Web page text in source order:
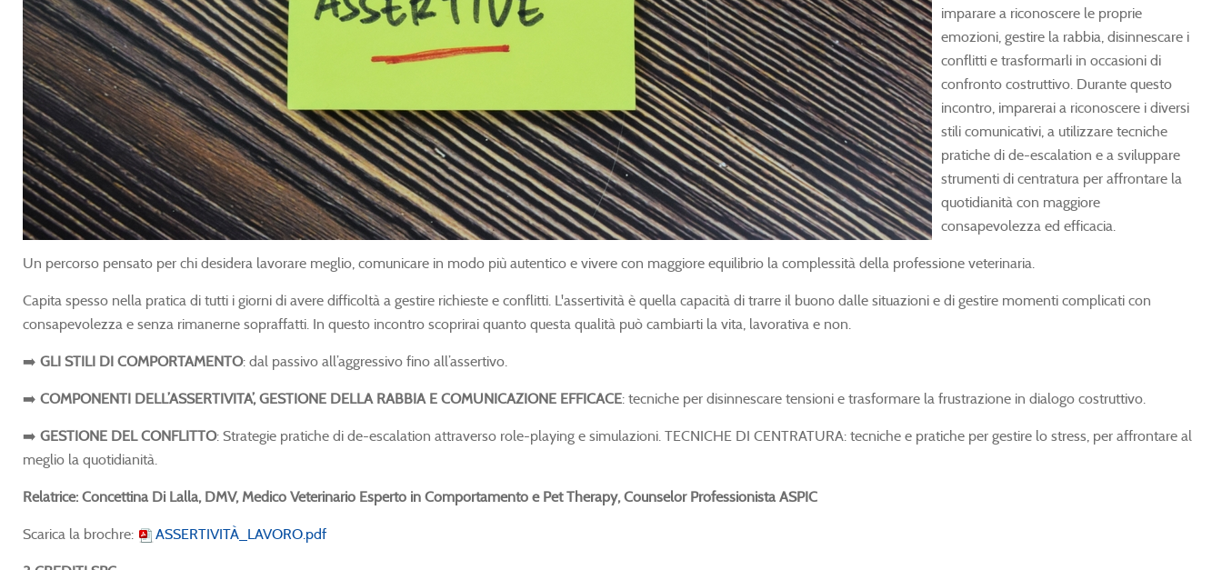
imparare a riconoscere le proprie
emozioni, gestire la rabbia, disinnescare i
conflitti e trasformarli in occasioni di
confronto costruttivo. Durante questo
incontro, imparerai a riconoscere i diversi
stili comunicativi, a utilizzare tecniche
pratiche di de-escalation e a sviluppare
strumenti di centratura per affrontare la
quotidianità con maggiore
consapevolezza ed efficacia.
Un percorso pensato per chi desidera lavorare meglio, comunicare in modo più autentico e vivere con maggiore equilibrio la complessità della professione veterinaria.
Capita spesso nella pratica di tutti i giorni di avere difficoltà a gestire richieste e conflitti. L'assertività è quella capacità di trarre il buono dalle situazioni e di gestire momenti complicati con
consapevolezza e senza rimanerne sopraffatti. In questo incontro scoprirai quanto questa qualità può cambiarti la vita, lavorativa e non.
➡️ GLI STILI DI COMPORTAMENTO: dal passivo all’aggressivo fino all’assertivo.
➡️ COMPONENTI DELL’ASSERTIVITA’, GESTIONE DELLA RABBIA E COMUNICAZIONE EFFICACE: tecniche per disinnescare tensioni e trasformare la frustrazione in dialogo costruttivo.
➡️ GESTIONE DEL CONFLITTO: Strategie pratiche di de-escalation attraverso role-playing e simulazioni. TECNICHE DI CENTRATURA: tecniche e pratiche per gestire lo stress, per affrontare al
meglio la quotidianità.
Relatrice: Concettina Di Lalla, DMV, Medico Veterinario Esperto in Comportamento e Pet Therapy, Counselor Professionista ASPIC
Scarica la brochre: ASSERTIVITÀ_LAVORO.pdf